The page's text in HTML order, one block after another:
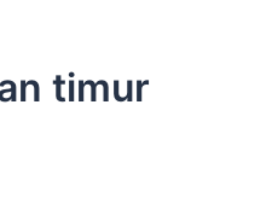
timur